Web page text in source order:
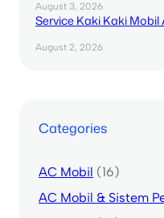
August 3, 2026
Service Kaki Kaki
August 2, 2026
Categories
AC Mobil (16)
AC Mobil & Sistem